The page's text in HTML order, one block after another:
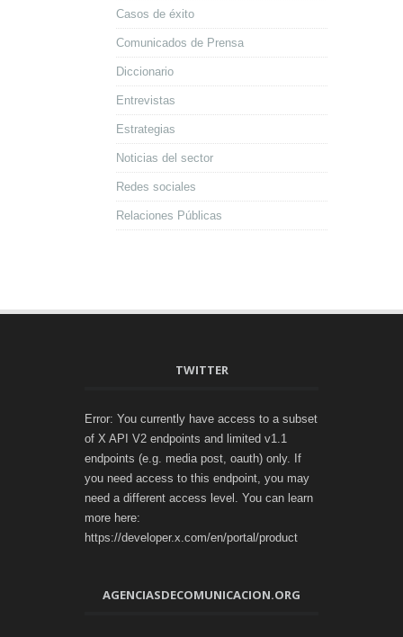
Casos de éxito
Comunicados de Prensa
Diccionario
Entrevistas
Estrategias
Noticias del sector
Redes sociales
Relaciones Públicas
TWITTER
Error: You currently have access to a subset
of X API V2 endpoints and limited v1.1
endpoints (e.g. media post, oauth) only. If
you need access to this endpoint, you may
need a different access level. You can learn
more here:
https://developer.x.com/en/portal/product
AGENCIASDECOMUNICACION.ORG